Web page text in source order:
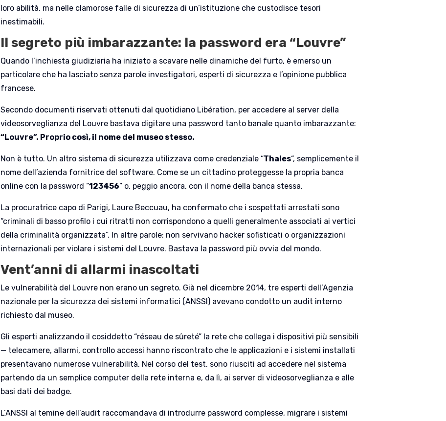
loro abilità, ma nelle clamorose falle di sicurezza di un’istituzione che custodisce tesori
inestimabili.
Il segreto più imbarazzante: la password era “Louvre”
Quando l’inchiesta giudiziaria ha iniziato a scavare nelle dinamiche del furto, è emerso un
particolare che ha lasciato senza parole investigatori, esperti di sicurezza e l’opinione pubblica
francese.
Secondo documenti riservati ottenuti dal quotidiano Libération, per accedere al server della
videosorveglianza del Louvre bastava digitare una password tanto banale quanto imbarazzante:
“Louvre”. Proprio così, il nome del museo stesso.
Non è tutto. Un altro sistema di sicurezza utilizzava come credenziale “Thales“, semplicemente il
nome dell’azienda fornitrice del software. Come se un cittadino proteggesse la propria banca
online con la password “123456” o, peggio ancora, con il nome della banca stessa.
La procuratrice capo di Parigi, Laure Beccuau, ha confermato che i sospettati arrestati sono
“criminali di basso profilo i cui ritratti non corrispondono a quelli generalmente associati ai vertici
della criminalità organizzata”. In altre parole: non servivano hacker sofisticati o organizzazioni
internazionali per violare i sistemi del Louvre. Bastava la password più ovvia del mondo.
Vent’anni di allarmi inascoltati
Le vulnerabilità del Louvre non erano un segreto. Già nel dicembre 2014, tre esperti dell’Agenzia
nazionale per la sicurezza dei sistemi informatici (ANSSI) avevano condotto un audit interno
richiesto dal museo.
Gli esperti analizzando il cosiddetto “réseau de sûreté” la rete che collega i dispositivi più sensibili
— telecamere, allarmi, controllo accessi hanno riscontrato che le applicazioni e i sistemi installati
presentavano numerose vulnerabilità. Nel corso del test, sono riusciti ad accedere nel sistema
partendo da un semplice computer della rete interna e, da lì, ai server di videosorveglianza e alle
basi dati dei badge.
L’ANSSI al temine dell’audit raccomandava di introdurre password complesse, migrare i sistemi